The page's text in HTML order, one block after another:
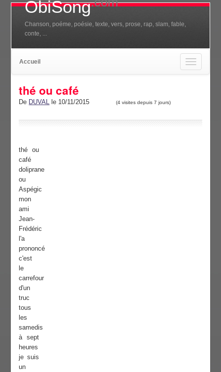
ObiSong
Chanson, poéme, poésie, texte, vers, prose, rap, slam, fable,
conte, ...
Toggle
navigation
Accueil
thé ou café
De DUVAL le 10/11/2015 (4 visites depuis 7 jours)
thé ou
café
doliprane
ou
Aspégic
mon
ami
Jean-
Frédéric
l'a
prononcé
c'est
le
carrefour
d'un
truc
tous
les
samedis
à sept
heures
je suis
un